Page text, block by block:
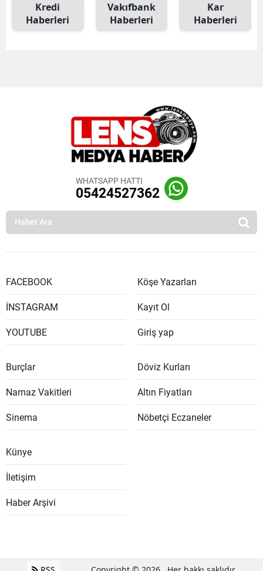
Kredi
Haberleri
Vakıfbank
Haberleri
Kar
Haberleri
WHATSAPP HATTI
05424527362
FACEBOOK
İNSTAGRAM
YOUTUBE
Köşe Yazarları
Kayıt Ol
Giriş yap
Burçlar
Namaz Vakitleri
Sinema
Döviz Kurları
Altın Fiyatları
Nöbetçi Eczaneler
Künye
İletişim
Haber Arşivi